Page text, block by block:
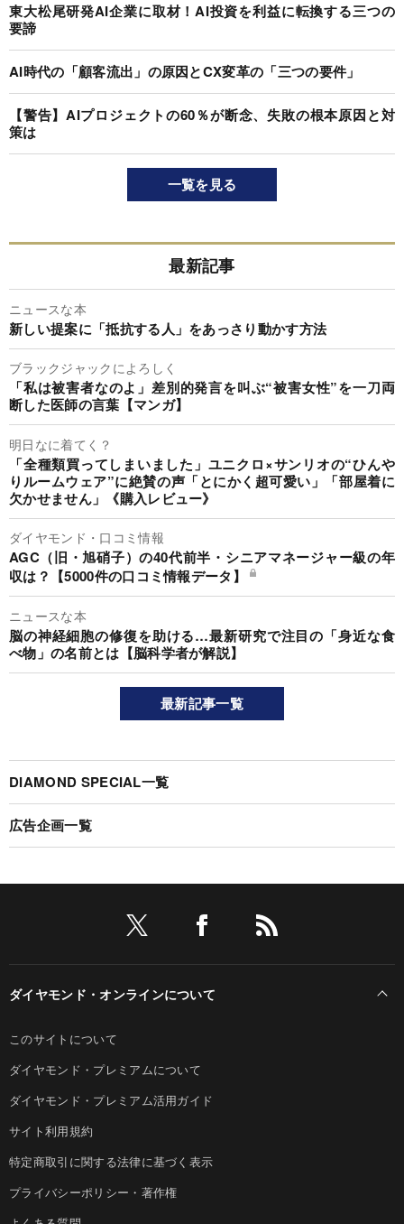
東大松尾研発AI企業に取材！AI投資を利益に転換する三つの
要諦
AI時代の「顧客流出」の原因とCX変革の「三つの要件」
【警告】AIプロジェクトの60％が断念、失敗の根本原因と対
策は
一覧を見る
最新記事
ニュースな本
新しい提案に「抵抗する人」をあっさり動かす方法
ブラックジャックによろしく
「私は被害者なのよ」差別的発言を叫ぶ“被害女性”を一刀両
断した医師の言葉【マンガ】
明日なに着てく？
「全種類買ってしまいました」ユニクロ×サンリオの“ひんや
りルームウェア”に絶賛の声「とにかく超可愛い」「部屋着に
欠かせません」《購入レビュー》
ダイヤモンド・口コミ情報
AGC（旧・旭硝子）の40代前半・シニアマネージャー級の年
収は？【5000件の口コミ情報データ】
ニュースな本
脳の神経細胞の修復を助ける…最新研究で注目の「身近な食
べ物」の名前とは【脳科学者が解説】
最新記事一覧
DIAMOND SPECIAL一覧
広告企画一覧
ダイヤモンド・オンラインについて
このサイトについて
ダイヤモンド・プレミアムについて
ダイヤモンド・プレミアム活用ガイド
サイト利用規約
特定商取引に関する法律に基づく表示
プライバシーポリシー・著作権